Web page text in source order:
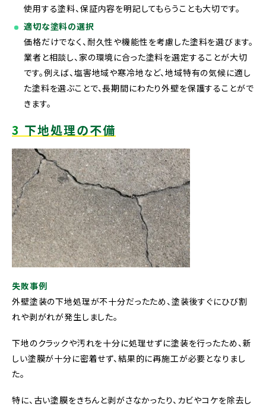
使用する塗料、保証内容を明記してもらうことも大切です。
適切な塗料の選択
価格だけでなく、耐久性や機能性を考慮した塗料を選びます。
業者と相談し、家の環境に合った塗料を選定することが大切
です。例えば、塩害地域や寒冷地など、地域特有の気候に適し
た塗料を選ぶことで、長期間にわたり外壁を保護することがで
きます。
3 下地処理の不備
失敗事例
外壁塗装の下地処理が不十分だったため、塗装後すぐにひび割
れや剥がれが発生しました。
下地のクラックや汚れを十分に処理せずに塗装を行ったため、新
しい塗膜が十分に密着せず、結果的に再施工が必要となりまし
た。
特に、古い塗膜をきちんと剥がさなかったり、カビやコケを除去し